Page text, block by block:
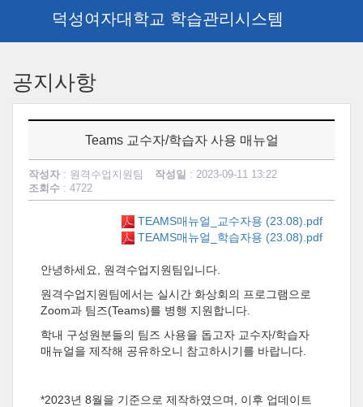
덕성여자대학교 학습관리시스템
공지사항
Teams 교수자/학습자 사용 매뉴얼
작성자 : 원격수업지원팀 작성일 : 2023-09-11 13:22
조회수 : 4722
TEAMS매뉴얼_교수자용 (23.08).pdf
TEAMS매뉴얼_학습자용 (23.08).pdf
안녕하세요, 원격수업지원팀입니다.
원격수업지원팀에서는 실시간 화상회의 프로그램으로
Zoom과 팀즈(Teams)를 병행 지원합니다.
학내 구성원분들의 팀즈 사용을 돕고자 교수자/학습자
매뉴얼을 제작해 공유하오니 참고하시기를 바랍니다.
*2023년 8월을 기준으로 제작하였으며, 이후 업데이트